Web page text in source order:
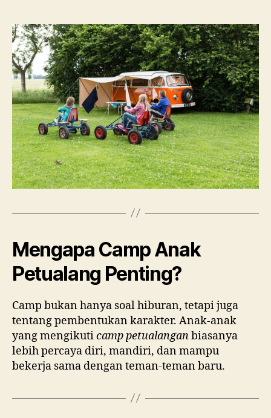
Mengapa Camp Anak
Petualang Penting?
Camp bukan hanya soal hiburan, tetapi juga
tentang pembentukan karakter. Anak-anak
yang mengikuticamp petualanganbiasanya
lebih percaya diri, mandiri, dan mampu
bekerja sama dengan teman-teman baru.